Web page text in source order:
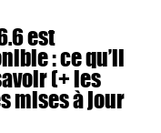
est
: ce qu’il
(+ les
mises à jour